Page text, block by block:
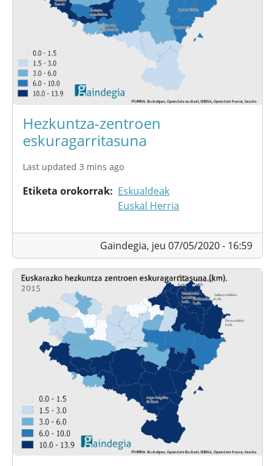
Hezkuntza-zentroen
eskuragarritasuna
Last updated 3 mins ago
Etiketa orokorrak
Eskualdeak
Euskal Herria
Gaindegia, jeu 07/05/2020 - 16:59